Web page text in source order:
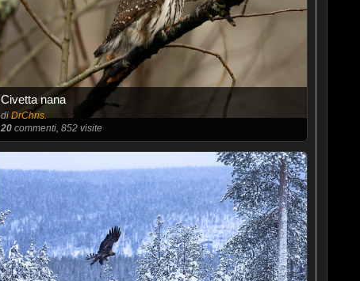
Civetta nana
diDrChris.
20 commenti, 852 visite